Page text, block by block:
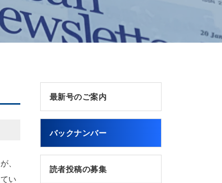
、
い
最新号のご案内
バックナンバー
読者投稿の募集